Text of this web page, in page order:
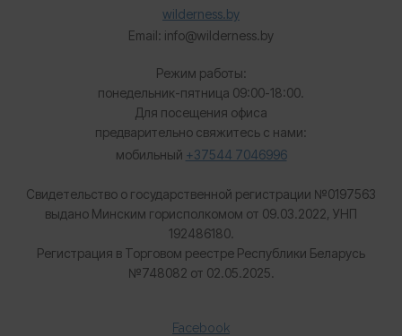
wilderness.by
Email: info@wilderness.by
Режим работы:
понедельник-пятница 09:00-18:00.
Для посещения офиса
предварительно свяжитесь с нами:
мобильный +37544 7046996
Свидетельство о государственной регистрации №0197563
выдано Минским горисполкомом от 09.03.2022, УНП
192486180.
Регистрация в Торговом реестре Республики Беларусь
№748082 от 02.05.2025.
Facebook